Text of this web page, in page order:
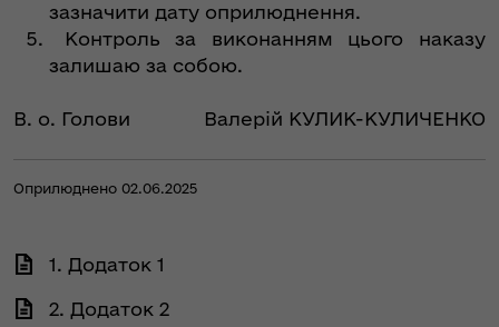
зазначити дату оприлюднення.
Контроль за виконанням цього наказу
залишаю за собою.
В. о. Голови Валерій КУЛИК-КУЛИЧЕНКО
Оприлюднено 02.06.2025
1. Додаток 1
2. Додаток 2